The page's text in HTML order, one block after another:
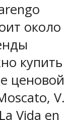
около
купить
ценовой
V.
Vida en